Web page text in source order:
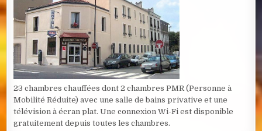
23 chambres chauffées dont 2 chambres PMR (Personne à
Mobilité Réduite) avec une salle de bains privative et une
télévision à écran plat. Une connexion Wi-Fi est disponible
gratuitement depuis toutes les chambres.